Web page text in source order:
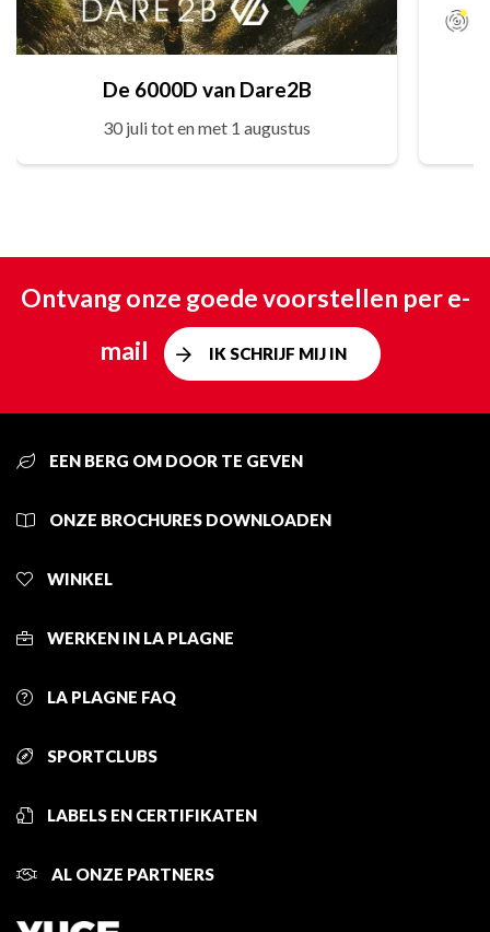
De 6000D van Dare2B
30 juli tot en met 1 augustus
Ontvang onze goede voorstellen per e-
mail
IK SCHRIJF MIJ IN
EEN BERG OM DOOR TE GEVEN
ONZE BROCHURES DOWNLOADEN
WINKEL
WERKEN IN LA PLAGNE
LA PLAGNE FAQ
SPORTCLUBS
LABELS EN CERTIFIKATEN
AL ONZE PARTNERS